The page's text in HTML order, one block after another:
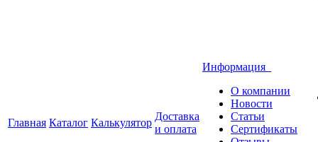
Главная Каталог Калькулятор
Доставка
и оплата
Информация
О компании
Новости
Статьи
Сертификаты